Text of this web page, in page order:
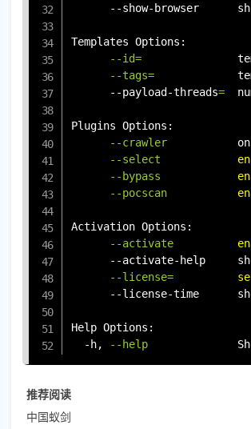
--show-browser
Templates Options:
--id=
--tags=
      --payload-threads
=
Plugins Options:
--crawler
--select
--bypass
--pocscan
Activation Options:
--activate
--activate-help
--license=
--license-time
Help Options:
  -h,
--help
推荐阅读
中国蚁剑